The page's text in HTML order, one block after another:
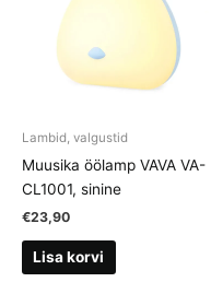
Lambid, valgustid
Muusika öölamp VAVA VA-
CL1001, sinine
€23,90
Lisa korvi